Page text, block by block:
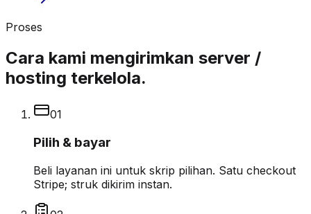
Proses
Cara kami mengirimkan server /
hosting terkelola.
01
Pilih & bayar
Beli layanan ini untuk skrip pilihan. Satu checkout
Stripe; struk dikirim instan.